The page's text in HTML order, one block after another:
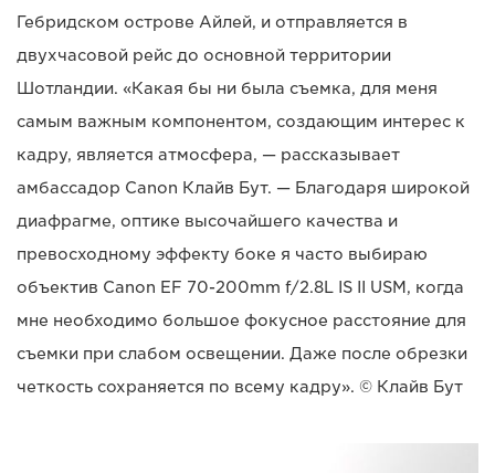
Гебридском острове Айлей, и отправляется в
двухчасовой рейс до основной территории
Шотландии. «Какая бы ни была съемка, для меня
самым важным компонентом, создающим интерес к
кадру, является атмосфера, — рассказывает
амбассадор Canon Клайв Бут. — Благодаря широкой
диафрагме, оптике высочайшего качества и
превосходному эффекту боке я часто выбираю
объектив Canon EF 70-200mm f/2.8L IS II USM, когда
мне необходимо большое фокусное расстояние для
съемки при слабом освещении. Даже после обрезки
четкость сохраняется по всему кадру». © Клайв Бут